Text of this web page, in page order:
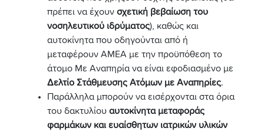
πρέπει να έχουν σχετική βεβαίωση του
νοσηλευτικού ιδρύματος), καθώς και
αυτοκίνητα που οδηγούνται από ή
μεταφέρουν ΑΜΕΑ με την προϋπόθεση το
άτομο Με Αναπηρία να είναι εφοδιασμένο με
Δελτίο Στάθμευσης Ατόμων με Αναπηρίες.
Παράλληλα μπορούν να εισέρχονται στα όρια
του δακτυλίου αυτοκίνητα μεταφοράς
φαρμάκων και ευαίσθητων ιατρικών υλικών